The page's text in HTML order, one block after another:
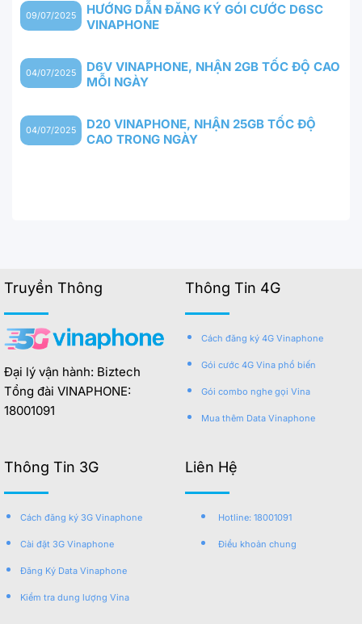
HƯỚNG DẪN ĐĂNG KÝ GÓI CƯỚC D6SC
VINAPHONE
09/07/2025
D6V VINAPHONE, NHẬN 2GB TỐC ĐỘ CAO
MỖI NGÀY
04/07/2025
D20 VINAPHONE, NHẬN 25GB TỐC ĐỘ
CAO TRONG NGÀY
04/07/2025
Truyền Thông
Đại lý vận hành: Biztech
Tổng đài VINAPHONE:
18001091
Thông Tin 4G
Cách đăng ký 4G Vinaphone
Gói cước 4G Vina phổ biến
Gói combo nghe gọi Vina
Mua thêm Data Vinaphone
Thông Tin 3G
Cách đăng ký 3G Vinaphone
Cài đặt 3G Vinaphone
Đăng Ký Data Vinaphone
Kiểm tra dung lượng Vina
Liên Hệ
Hotline: 18001091
Điều khoản chung